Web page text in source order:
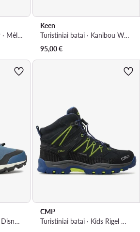
Turistiniai batai · 11909 · Mėlyna
Keen
Turistiniai batai · Kanibou Wp 1028084-10 · Pilka
95,00€
Turistiniai batai · Terrex Disney Mid Gore-Tex IH5089 · Mėlyna
CMP
Turistiniai batai · Kids Rigel Mid Trekking Shoe Wp 3Q12944 · Tamsiai mėlyna